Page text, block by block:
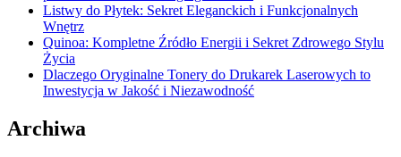
Listwy do Płytek: Sekret Eleganckich i Funkcjonalnych
Wnętrz
Quinoa: Kompletne Źródło Energii i Sekret Zdrowego Stylu
Życia
Dlaczego Oryginalne Tonery do Drukarek Laserowych to
Inwestycja w Jakość i Niezawodność
Archiwa